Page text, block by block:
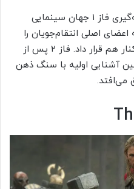
این فیلم سینمایی به نوعی نتیجه‌گیری فاز ۱ جهان سینمایی
اصلی انتقام‌جویان را
برای مبارزه با لوکی و چیتاوری‌ها کنار هم قرار داد. فاز ۲ پس از
آشنایی اولیه با سنگ ذهن